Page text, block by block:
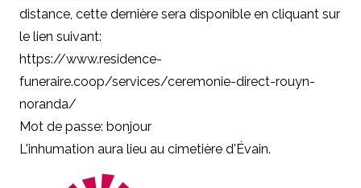
distance, cette dernière sera disponible en cliquant sur
le lien suivant:
https://www.residence-
funeraire.coop/services/ceremonie-direct-rouyn-
noranda/
Mot de passe: bonjour
L'inhumation aura lieu au cimetière d'Évain.